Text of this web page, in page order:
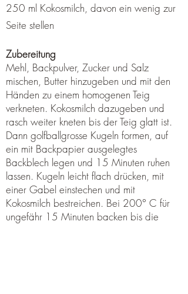
250 ml Kokosmilch, davon ein wenig zur
Seite stellen
Zubereitung
Mehl, Backpulver, Zucker und Salz
mischen, Butter hinzugeben und mit den
Händen zu einem homogenen Teig
verkneten. Kokosmilch dazugeben und
rasch weiter kneten bis der Teig glatt ist.
Dann golfballgrosse Kugeln formen, auf
ein mit Backpapier ausgelegtes
Backblech legen und 15 Minuten ruhen
lassen. Kugeln leicht flach drücken, mit
einer Gabel einstechen und mit
Kokosmilch bestreichen. Bei 200° C für
ungefähr 15 Minuten backen bis die